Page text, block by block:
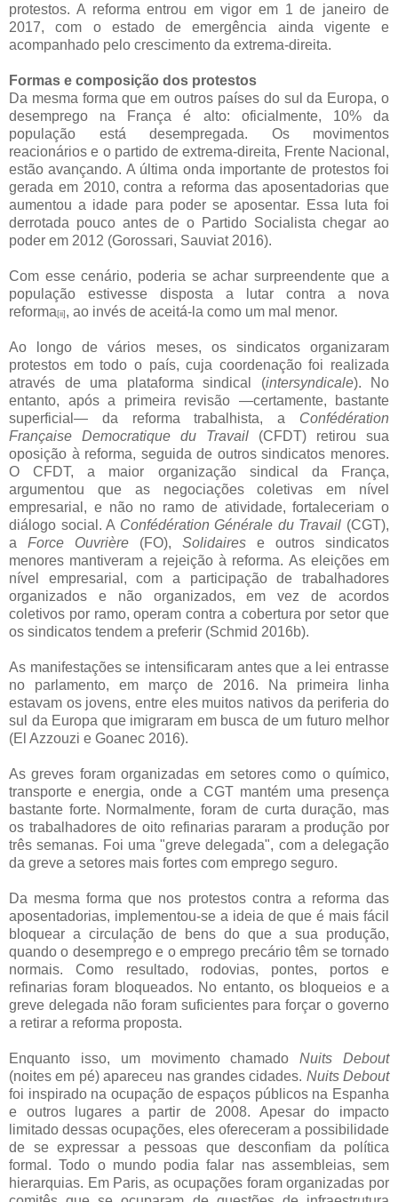
protestos. A reforma entrou em vigor em 1 de janeiro de
2017, com o estado de emergência ainda vigente e
acompanhado pelo crescimento da extrema-direita.
Formas e composição dos protestos
Da mesma forma que em outros países do sul da Europa, o
desemprego na França é alto: oficialmente, 10% da
população está desempregada. Os movimentos
reacionários e o partido de extrema-direita, Frente Nacional,
estão avançando. A última onda importante de protestos foi
gerada em 2010, contra a reforma das aposentadorias que
aumentou a idade para poder se aposentar. Essa luta foi
derrotada pouco antes de o Partido Socialista chegar ao
poder em 2012 (Gorossari, Sauviat 2016).
Com esse cenário, poderia se achar surpreendente que a
população estivesse disposta a lutar contra a nova
reforma[ii], ao invés de aceitá-la como um mal menor.
Ao longo de vários meses, os sindicatos organizaram
protestos em todo o país, cuja coordenação foi realizada
através de uma plataforma sindical (intersyndicale). No
entanto, após a primeira revisão —certamente, bastante
superficial— da reforma trabalhista, a Confédération
Française Democratique du Travail (CFDT) retirou sua
oposição à reforma, seguida de outros sindicatos menores.
O CFDT, a maior organização sindical da França,
argumentou que as negociações coletivas em nível
empresarial, e não no ramo de atividade, fortaleceriam o
diálogo social. A Confédération Générale du Travail (CGT),
a Force Ouvrière (FO), Solidaires e outros sindicatos
menores mantiveram a rejeição à reforma. As eleições em
nível empresarial, com a participação de trabalhadores
organizados e não organizados, em vez de acordos
coletivos por ramo, operam contra a cobertura por setor que
os sindicatos tendem a preferir (Schmid 2016b).
As manifestações se intensificaram antes que a lei entrasse
no parlamento, em março de 2016. Na primeira linha
estavam os jovens, entre eles muitos nativos da periferia do
sul da Europa que imigraram em busca de um futuro melhor
(El Azzouzi e Goanec 2016).
As greves foram organizadas em setores como o químico,
transporte e energia, onde a CGT mantém uma presença
bastante forte. Normalmente, foram de curta duração, mas
os trabalhadores de oito refinarias pararam a produção por
três semanas. Foi uma "greve delegada", com a delegação
da greve a setores mais fortes com emprego seguro.
Da mesma forma que nos protestos contra a reforma das
aposentadorias, implementou-se a ideia de que é mais fácil
bloquear a circulação de bens do que a sua produção,
quando o desemprego e o emprego precário têm se tornado
normais. Como resultado, rodovias, pontes, portos e
refinarias foram bloqueados. No entanto, os bloqueios e a
greve delegada não foram suficientes para forçar o governo
a retirar a reforma proposta.
Enquanto isso, um movimento chamadoNuits Debout
(noites em pé) apareceu nas grandes cidades. Nuits Debout
foi inspirado na ocupação de espaços públicos na Espanha
e outros lugares a partir de 2008. Apesar do impacto
limitado dessas ocupações, eles ofereceram a possibilidade
de se expressar a pessoas que desconfiam da política
formal. Todo o mundo podia falar nas assembleias, sem
hierarquias. Em Paris, as ocupações foram organizadas por